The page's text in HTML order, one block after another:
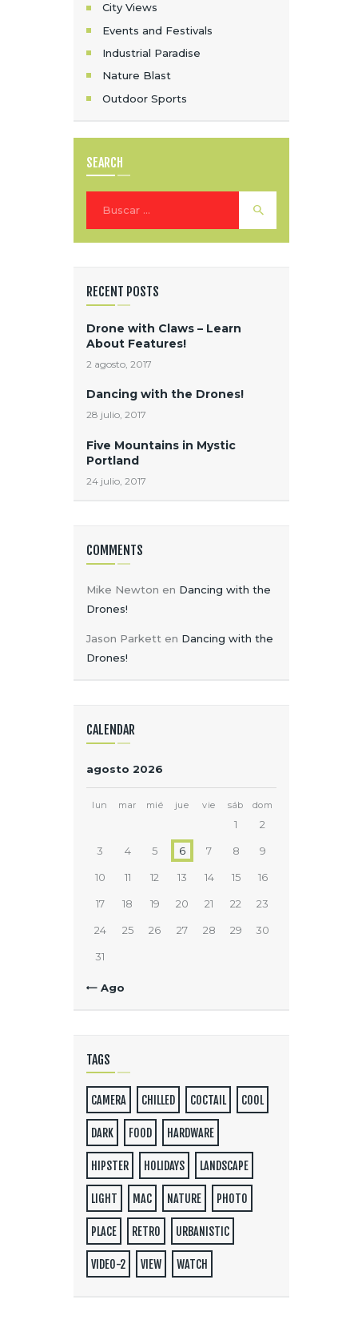
City Views
Events and Festivals
Industrial Paradise
Nature Blast
Outdoor Sports
SEARCH
RECENT POSTS
Drone with Claws – Learn
About Features!
2 agosto, 2017
Dancing with the Drones!
28 julio, 2017
Five Mountains in Mystic
Portland
24 julio, 2017
COMMENTS
Mike Newton en Dancing with the
Drones!
Jason Parkett en Dancing with the
Drones!
CALENDAR
agosto 2026
lun mar mié jue vie sáb dom
1 2
3 4 5 6 7 8 9
10 11 12 13 14 15 16
17 18 19 20 21 22 23
24 25 26 27 28 29 30
31
« Ago
TAGS
CAMERA CHILLED COCTAIL COOL
DARK FOOD HARDWARE
HIPSTER HOLIDAYS LANDSCAPE
LIGHT MAC NATURE PHOTO
PLACE RETRO URBANISTIC
VIDEO-2 VIEW WATCH